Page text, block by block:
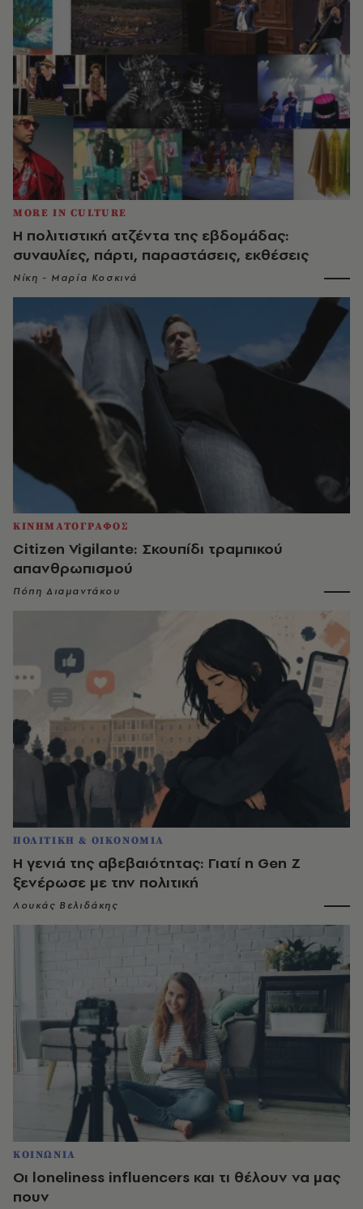
MORE IN CULTURE
Η πολιτιστική ατζέντα της εβδομάδας:
συναυλίες, πάρτι, παραστάσεις, εκθέσεις
Νίκη - Μαρία Κοσκινά
ΚΙΝΗΜΑΤΟΓΡΑΦΟΣ
Citizen Vigilante: Σκουπίδι τραμπικού
απανθρωπισμού
Πόπη Διαμαντάκου
ΠΟΛΙΤΙΚΗ & ΟΙΚΟΝΟΜΙΑ
Η γενιά της αβεβαιότητας: Γιατί η Gen Z
ξενέρωσε με την πολιτική
Λουκάς Βελιδάκης
ΚΟΙΝΩΝΙΑ
Οι loneliness influencers και τι θέλουν να μας
πουν